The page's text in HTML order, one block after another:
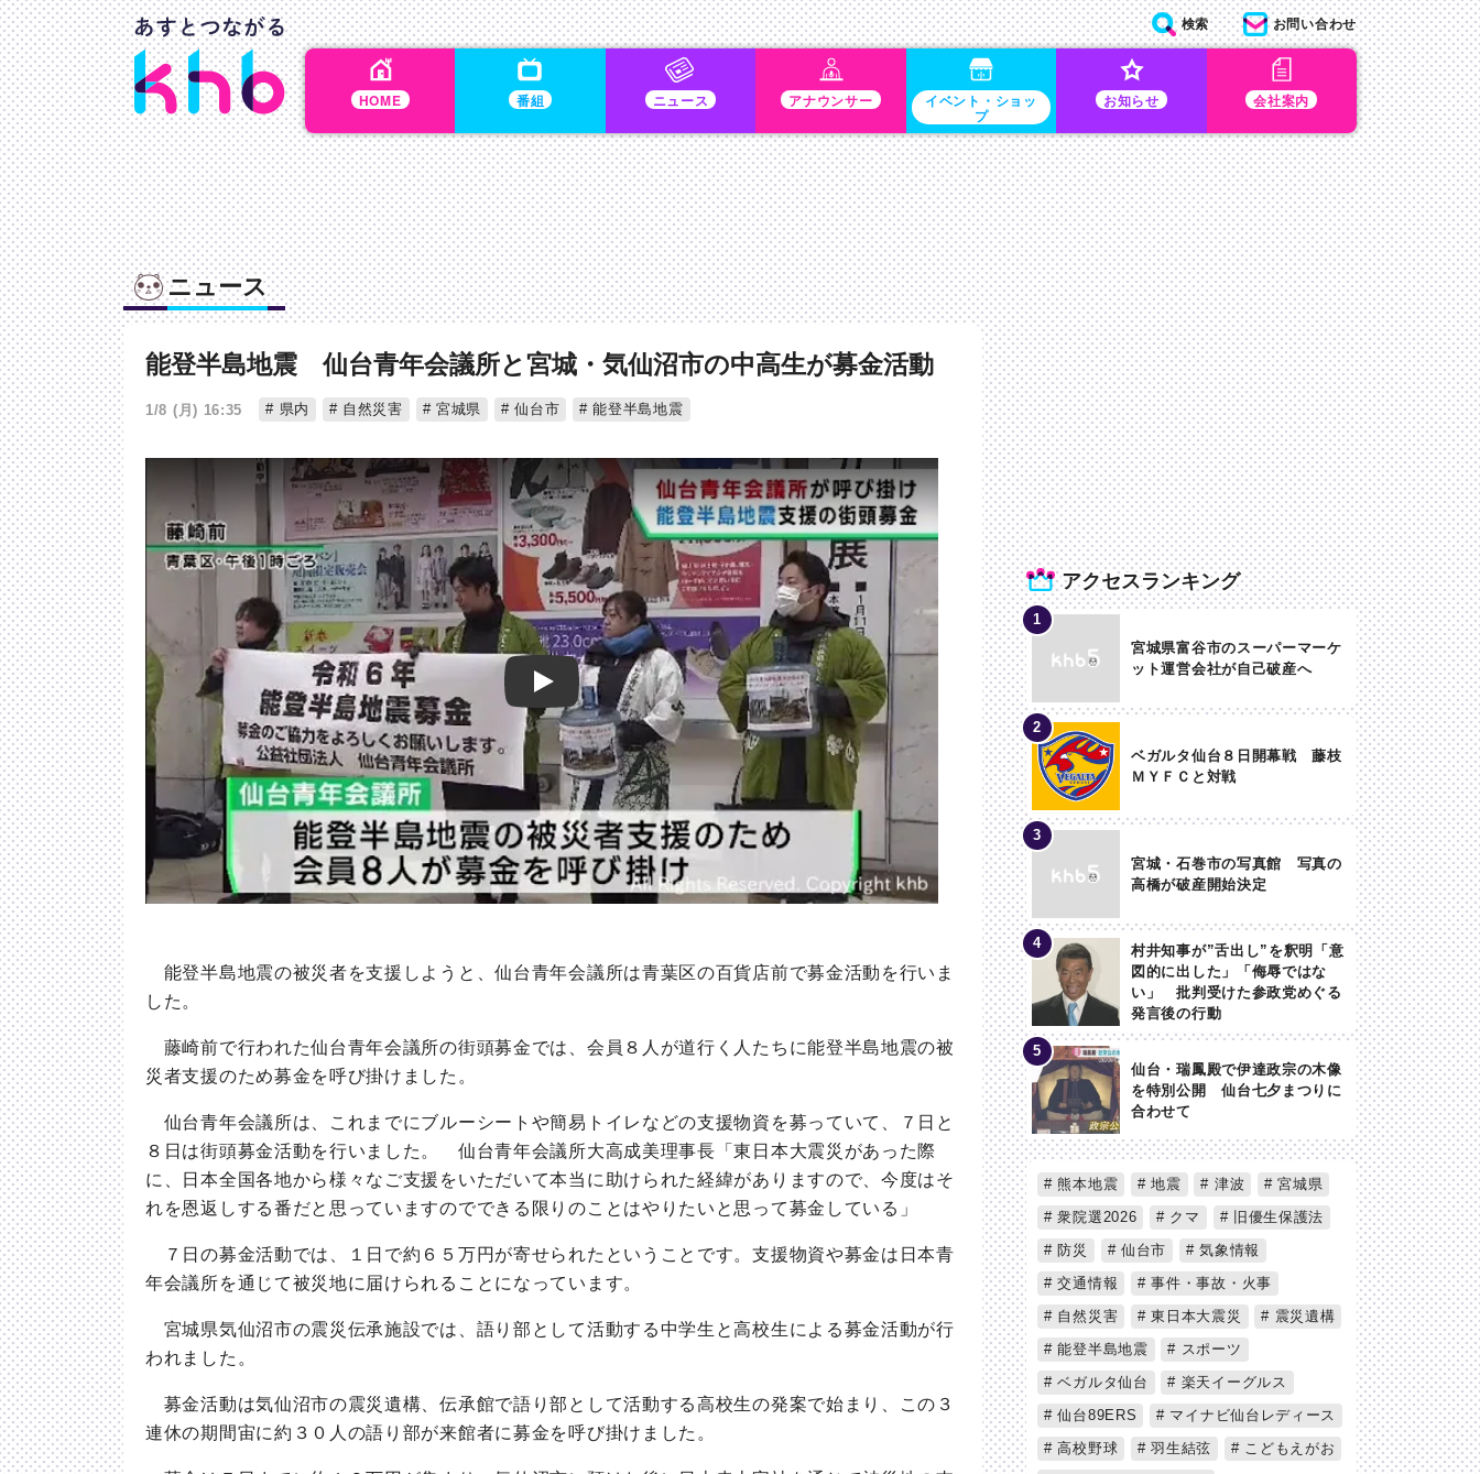
HOME 番組 ニュース アナウンサー イベント・ショッ
プ
お知らせ 会社案内
検索 お問い合わせ
ニュース
能登半島地震 仙台青年会議所と宮城・気仙沼市の中高生が募金活動
1/8 (月) 16:35 県内 自然災害 宮城県 仙台市 能登半島地震
Play
能登半島地震の被災者を支援しようと、仙台青年会議所は青葉区の百貨店前で募金活動を行いま
した。
藤崎前で行われた仙台青年会議所の街頭募金では、会員８人が道行く人たちに能登半島地震の被
災者支援のため募金を呼び掛けました。
仙台青年会議所は、これまでにブルーシートや簡易トイレなどの支援物資を募っていて、７日と
８日は街頭募金活動を行いました。 仙台青年会議所大高成美理事長「東日本大震災があった際
に、日本全国各地から様々なご支援をいただいて本当に助けられた経緯がありますので、今度はそ
れを恩返しする番だと思っていますのでできる限りのことはやりたいと思って募金している」
７日の募金活動では、１日で約６５万円が寄せられたということです。支援物資や募金は日本青
年会議所を通じて被災地に届けられることになっています。
宮城県気仙沼市の震災伝承施設では、語り部として活動する中学生と高校生による募金活動が行
われました。
募金活動は気仙沼市の震災遺構、伝承館で語り部として活動する高校生の発案で始まり、この３
連休の期間宙に約３０人の語り部が来館者に募金を呼び掛けました。
アクセスランキング
宮城県富谷市のスーパーマーケ
ット運営会社が自己破産へ
ベガルタ仙台８日開幕戦 藤枝
ＭＹＦＣと対戦
宮城・石巻市の写真館 写真の
高橋が破産開始決定
村井知事が”舌出し”を釈明「意
図的に出した」「侮辱ではな
い」 批判受けた参政党めぐる
発言後の行動
仙台・瑞鳳殿で伊達政宗の木像
を特別公開 仙台七夕まつりに
合わせて
熊本地震 地震 津波
宮城県
衆院選2026
クマ
旧優生保護法
防災
仙台市
気象情報
交通情報
事件・事故・火事
自然災害
東日本大震災
震災遺構
能登半島地震
スポーツ
ベガルタ仙台
楽天イーグルス
仙台89ERS
マイナビ仙台レディース
高校野球
羽生結弦
こどもえがお